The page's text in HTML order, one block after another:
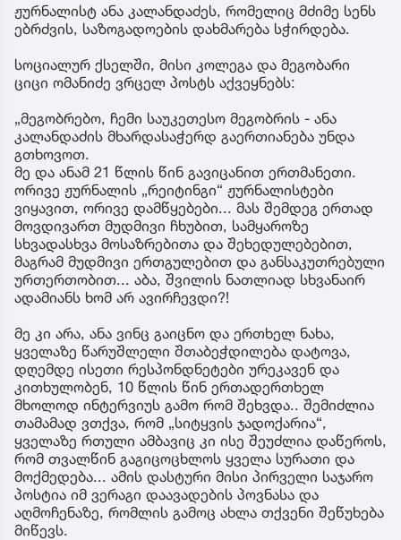
ჟურნალისტ ანა კალანდაძეს, რომელიც მძიმე სენს
ებრძვის, საზოგადოების დახმარება სჭირდება.
სოციალურ ქსელში, მისი კოლეგა და მეგობარი
ციცი ომანიძე ვრცელ პოსტს აქვეყნებს:
„მეგობრებო, ჩემი საუკეთესო მეგობრის - ანა
კალანდაძის მხარდასაჭერდ გაერთიანება უნდა
გთხოვოთ.
მე და ანამ 21 წლის წინ გავიცანით ერთმანეთი.
ორივე ჟურნალის „რეიტინგი“ ჟურნალისტები
ვიყავით, ორივე დამწყებები... მას შემდეგ ერთად
მოვდივართ მუდმივი ჩხუბით, სამყაროზე
სხვადასხვა მოსაზრებითა და შეხედულებებით,
მაგრამ მუდმივი ერთგულებით და განსაკუთრებული
ურთერთობით... აბა, შვილის ნათლიად სხვანაირ
ადამიანს ხომ არ ავირჩევდი?!
მე კი არა, ანა ვინც გაიცნო და ერთხელ ნახა,
ყველაზე წარუშლელი შთაბეჭდილება დატოვა,
დღემდე ისეთი რესპონდნეტები ურეკავენ და
კითხულობენ, 10 წლის წინ ერთადერთხელ
მხოლოდ ინტერვიუს გამო რომ შეხვდა.. შემიძლია
თამამად ვთქვა, რომ „სიტყვის ჯადოქარია“,
ყველაზე რთული ამბავიც კი ისე შეუძლია დაწეროს,
რომ თვალწინ გაგიცოცხლოს ყველა სურათი და
მოქმედება... ამის დასტური მისი პირველი საჯარო
პოსტია იმ ვერაგი დაავადების პოვნასა და
აღმოჩენაზე, რომლის გამოც ახლა თქვენი შეწუხება
მიწევს.